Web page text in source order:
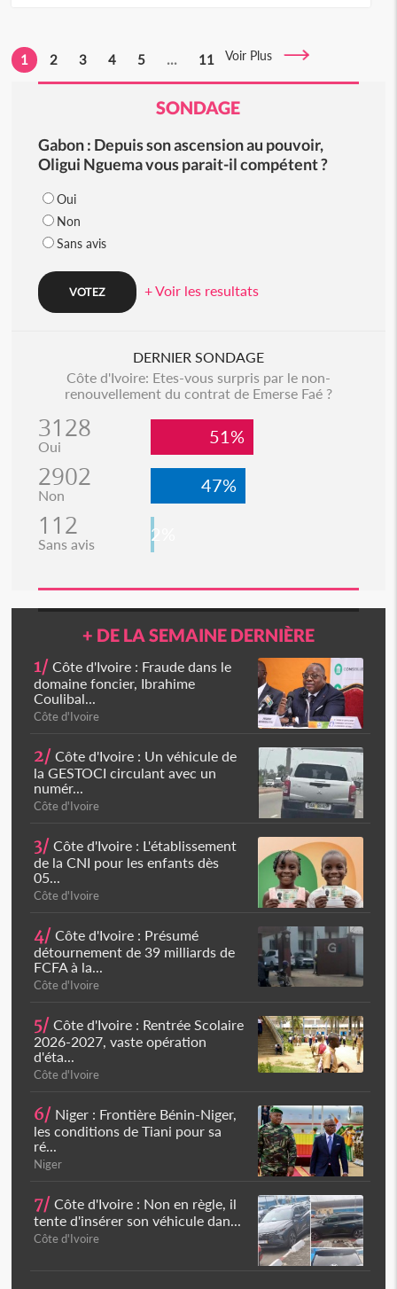
1 2 3 4 5 ... 11 Voir Plus
SONDAGE
Gabon : Depuis son ascension au pouvoir,
Oligui Nguema vous parait-il compétent ?
Oui
Non
Sans avis
+ Voir les resultats
DERNIER SONDAGE
Côte d'Ivoire: Etes-vous surpris par le non-
renouvellement du contrat de Emerse Faé ?
3128
Oui 51%
2902
Non 47%
112
Sans avis 2%
+ DE LA SEMAINE DERNIÈRE
1/ Côte d'Ivoire : Fraude dans le
domaine foncier, Ibrahime
Coulibal...
Côte d'Ivoire
2/ Côte d'Ivoire : Un véhicule de
la GESTOCI circulant avec un
numér...
Côte d'Ivoire
3/ Côte d'Ivoire : L'établissement
de la CNI pour les enfants dès
05...
Côte d'Ivoire
4/ Côte d'Ivoire : Présumé
détournement de 39 milliards de
FCFA à la...
Côte d'Ivoire
5/ Côte d'Ivoire : Rentrée Scolaire
2026-2027, vaste opération
d'éta...
Côte d'Ivoire
6/ Niger : Frontière Bénin-Niger,
les conditions de Tiani pour sa
ré...
Niger
7/ Côte d'Ivoire : Non en règle, il
tente d'insérer son véhicule dan...
Côte d'Ivoire